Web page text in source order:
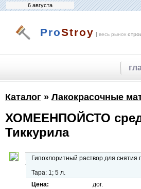
6 августа
ProStroy | весь рынок
Каталог » Лакокрасочные
ХОМЕЕНПОЙСТО
Тиккурила
Гипохлоритный раствор для
Тара: 1; 5 л.
Цена:
дог.